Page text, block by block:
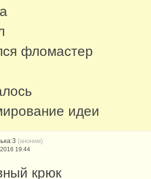
фломастер
идеи
(аноним)
19:44
крюк